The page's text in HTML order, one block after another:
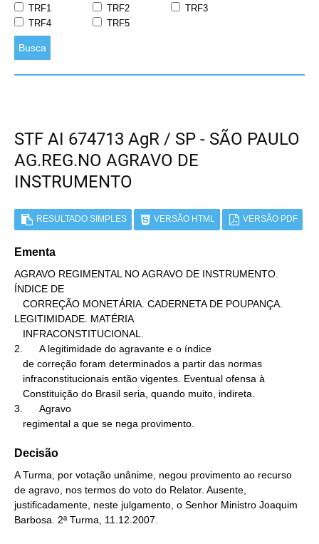
TRF1
TRF2
TRF3
TRF4
TRF5
Busca
STF AI 674713 AgR / SP - SÃO PAULO
AG.REG.NO AGRAVO DE
INSTRUMENTO
RESULTADO SIMPLES VERSÃO HTML VERSÃO PDF
Ementa
AGRAVO REGIMENTAL NO AGRAVO DE INSTRUMENTO.
ÍNDICE DE
LEGITIMIDADE. MATÉRIA
2.      A legitimidade do agravante e o índice
3.      Agravo
   regimental a que se nega provimento.
Decisão
A Turma, por votação unânime, negou provimento ao recurso
de agravo, nos termos do voto do Relator. Ausente,
justificadamente, neste julgamento, o Senhor Ministro Joaquim
Barbosa. 2ª Turma, 11.12.2007.